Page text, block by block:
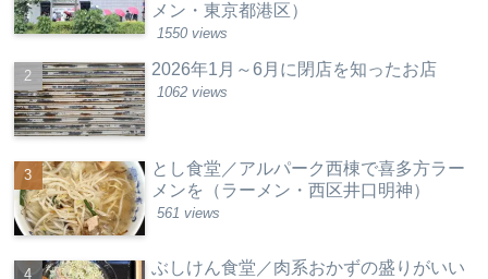
メン・東京都港区）
1550 views
2026年1月～6月に閉店を知ったお店
1062 views
とし食堂／アルパーク西棟で喜多方ラー
メンを（ラーメン・西区井口明神）
561 views
ぶしけん食堂／肉系おかずの盛りがいい